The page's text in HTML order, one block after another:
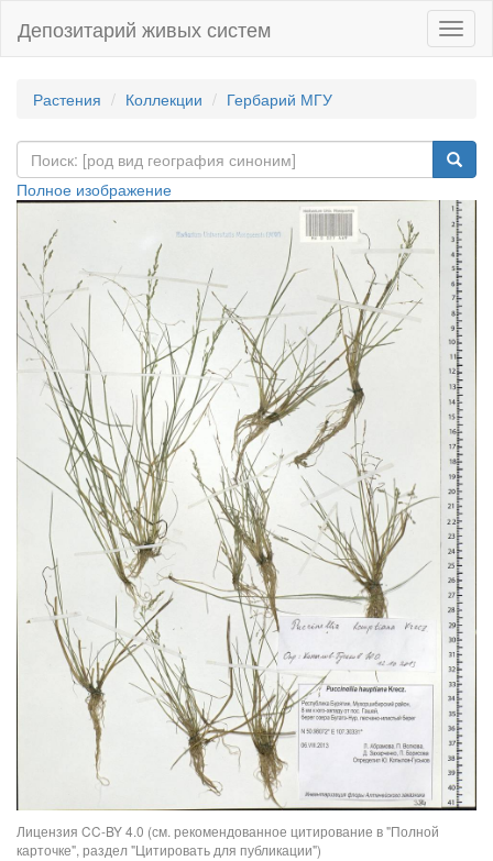
Депозитарий живых систем
Растения Коллекции Гербарий МГУ
Полное изображение
Лицензия CC-BY 4.0 (см. рекомендованное цитирование в "Полной
карточке", раздел "Цитировать для публикации")